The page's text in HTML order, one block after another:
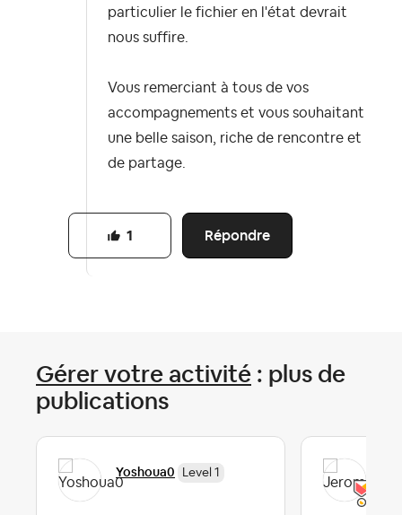
particulier le fichier en l'état devrait
nous suffire.
Vous remerciant à tous de vos
accompagnements et vous souhaitant
une belle saison, riche de rencontre et
de partage.
Répondre
1
Gérer votre activité : plus de
publications
Yoshoua0 Level 1